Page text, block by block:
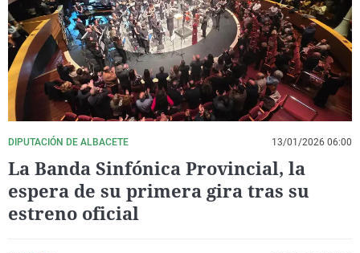
La rosa de los vientos
Gente viajera
Como el perro y el
Caso
Retornados
Equipo de
Operación Viuda
Extremadura
Galicia
La Rioja
Navarra
País Vasco
Virales
Televisión
Elecciones
DIPUTACIÓN DE ALBACETE 13/01/2026 06:00
La Banda Sinfónica Provincial, la
espera de su primera gira tras su
estreno oficial